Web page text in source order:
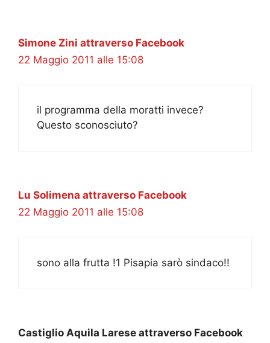
Simone Zini attraverso Facebook
22 Maggio 2011 alle 15:08
il programma della moratti invece?
Questo sconosciuto?
Lu Solimena attraverso Facebook
22 Maggio 2011 alle 15:08
sono alla frutta !1 Pisapia sarò sindaco!!
Castiglio Aquila Larese attraverso Facebook